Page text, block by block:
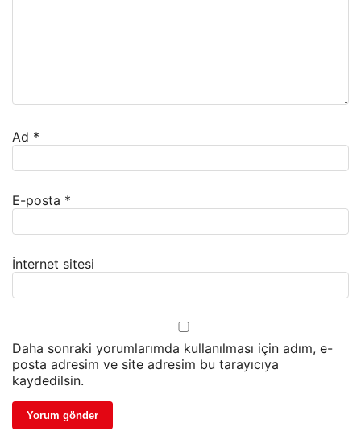
Ad *
E-posta *
İnternet sitesi
Daha sonraki yorumlarımda kullanılması için adım, e-
posta adresim ve site adresim bu tarayıcıya
kaydedilsin.